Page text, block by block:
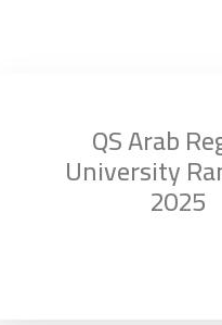
QS Arab
University
2025